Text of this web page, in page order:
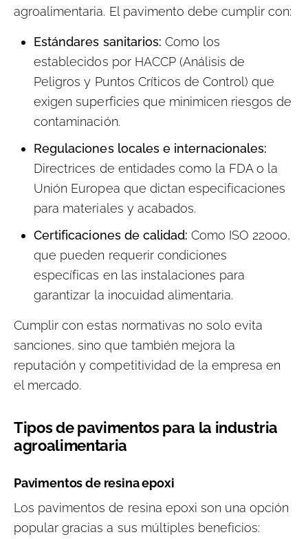
agroalimentaria. El pavimento debe cumplir con:
Estándares sanitarios: Como los
establecidos por HACCP (Análisis de
Peligros y Puntos Críticos de Control) que
exigen superficies que minimicen riesgos de
contaminación.
Regulaciones locales e internacionales:
Directrices de entidades como la FDA o la
Unión Europea que dictan especificaciones
para materiales y acabados.
Certificaciones de calidad: Como ISO 22000,
que pueden requerir condiciones
específicas en las instalaciones para
garantizar la inocuidad alimentaria.
Cumplir con estas normativas no solo evita
sanciones, sino que también mejora la
reputación y competitividad de la empresa en
el mercado.
Tipos de pavimentos para la industria
agroalimentaria
Pavimentos de resina epoxi
Los pavimentos de resina epoxi son una opción
popular gracias a sus múltiples beneficios: